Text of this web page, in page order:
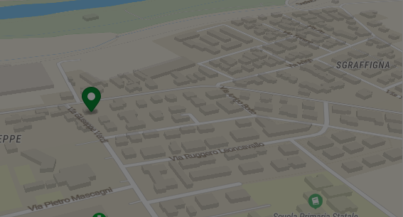
i pannelli
per
stile di
tecnologie
Ristoranti
Voglia di Pizza
210 m
430 m
480 m
Osteria della Villetta
YUGEN Lounge Restaurant
1,4 Km